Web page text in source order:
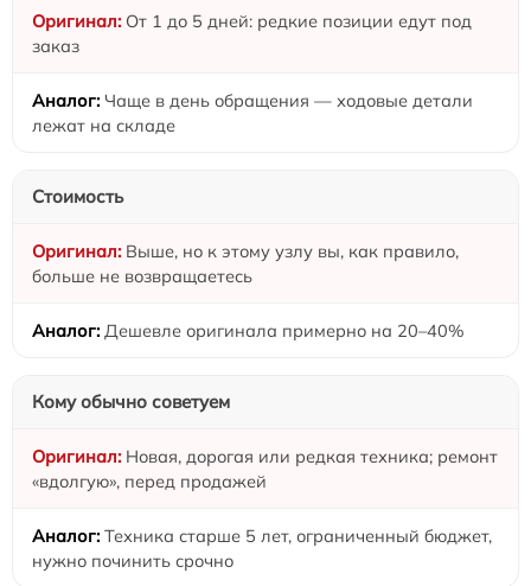
От 1 до 5 дней: редкие позиции едут под
заказ
Чаще в день обращения — ходовые детали
лежат на складе
Стоимость
Выше, но к этому узлу вы, как правило,
больше не возвращаетесь
Дешевле оригинала примерно на 20–40%
Кому обычно советуем
Новая, дорогая или редкая техника; ремонт
«вдолгую», перед продажей
Техника старше 5 лет, ограниченный бюджет,
нужно починить срочно